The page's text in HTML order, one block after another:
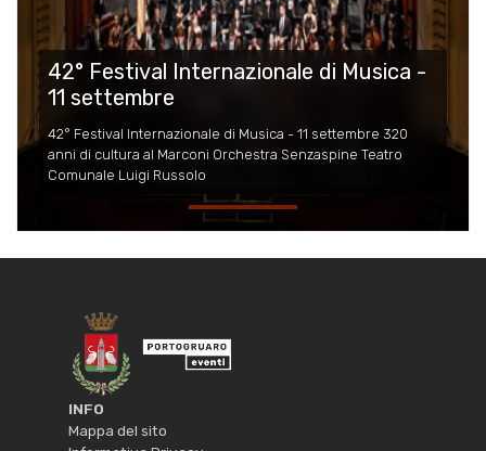
42° Festival Internazionale di Musica -
11 settembre
42° Festival Internazionale di Musica - 11 settembre 320
anni di cultura al Marconi Orchestra Senzaspine Teatro
Comunale Luigi Russolo
INFO
Mappa del sito